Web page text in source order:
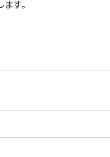
す。